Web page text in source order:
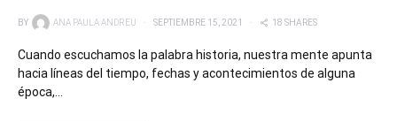
BY ANA PAULA ANDREU SEPTIEMBRE 15, 2021 18 SHARES
Cuando escuchamos la palabra historia, nuestra mente apunta
hacia líneas del tiempo, fechas y acontecimientos de alguna
época,…